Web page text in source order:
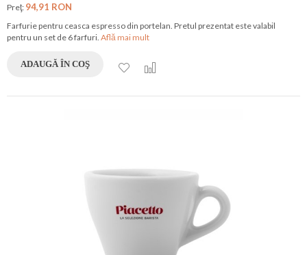
Preţ: 94,91 RON
Farfurie pentru ceasca espresso din portelan. Pretul prezentat este valabil
pentru un set de 6 farfuri. Află mai mult
ADAUGĂ ÎN COŞ